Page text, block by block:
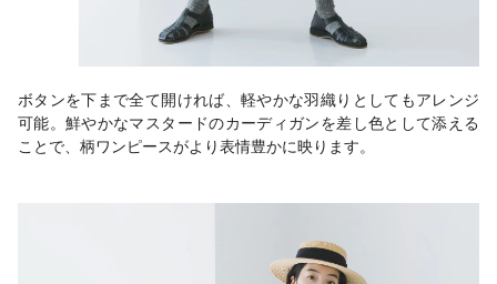
ボタンを下まで全て開ければ、軽やかな羽織りとしてもアレンジ
可能。鮮やかなマスタードのカーディガンを差し色として添える
ことで、柄ワンピースがより表情豊かに映ります。